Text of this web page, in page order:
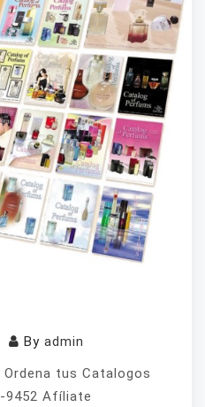
By admin
tus Catalogos
9452 Afíliate